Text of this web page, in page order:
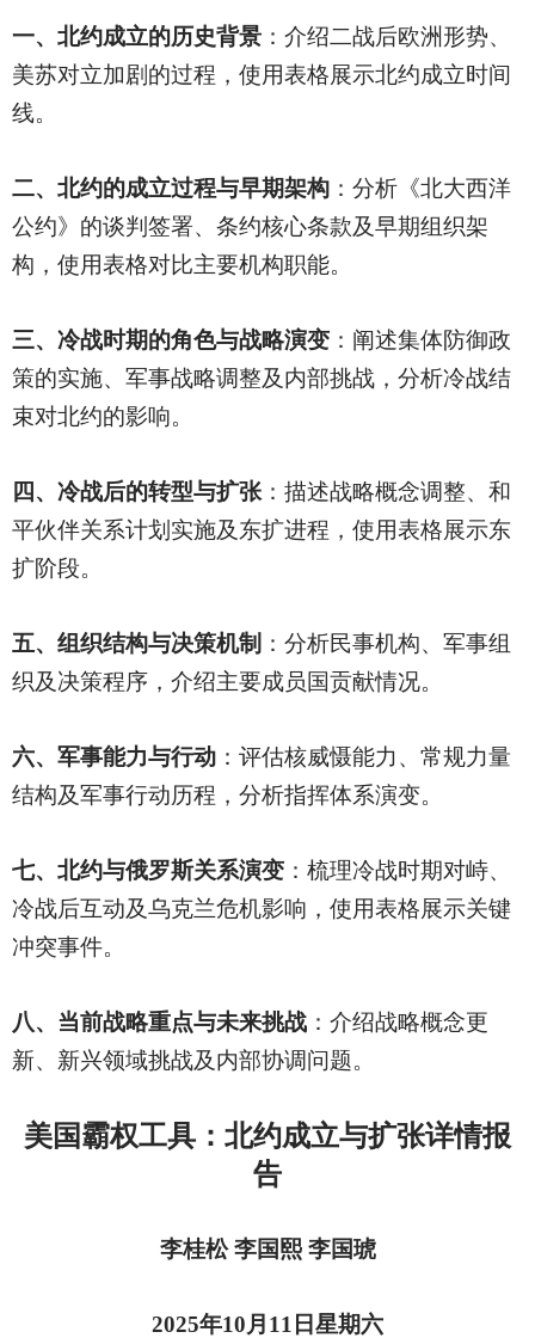
一、北约成立的历史背景：介绍二战后欧洲形势、
美苏对立加剧的过程，使用表格展示北约成立时间
线。
二、北约的成立过程与早期架构：分析《北大西洋
公约》的谈判签署、条约核心条款及早期组织架
构，使用表格对比主要机构职能。
三、冷战时期的角色与战略演变：阐述集体防御政
策的实施、军事战略调整及内部挑战，分析冷战结
束对北约的影响。
四、冷战后的转型与扩张：描述战略概念调整、和
平伙伴关系计划实施及东扩进程，使用表格展示东
扩阶段。
五、组织结构与决策机制 ：分析民事机构、军事组
织及决策程序，介绍主要成员国贡献情况。
六、军事能力与行动：评估核威慑能力、常规力量
结构及军事行动历程，分析指挥体系演变。
七、北约与俄罗斯关系演变：梳理冷战时期对峙、
冷战后互动及乌克兰危机影响，使用表格展示关键
冲突事件。
八、当前战略重点与未来挑战：介绍战略概念更
新、新兴领域挑战及内部协调问题。
美国霸权工具：北约成立与扩张详情报
告
李桂松 李国熙 李国琥
2025年10月11日星期六